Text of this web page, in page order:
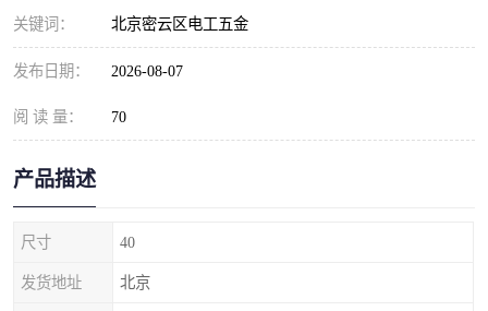
关键词： 北京密云区电工五金
发布日期： 2026-08-07
阅 读 量： 70
产品描述
尺寸 40
发货地址 北京